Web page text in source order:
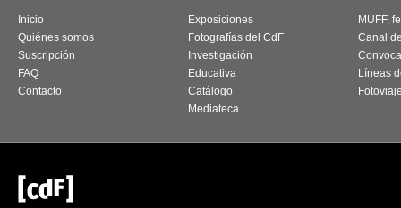
Inicio
Quiénes somos
Suscripción
FAQ
Contacto
Exposiciones
Fotografías del CdF
Investigación
Educativa
Catálogo
Mediateca
MUFF,
Canal
Líneas